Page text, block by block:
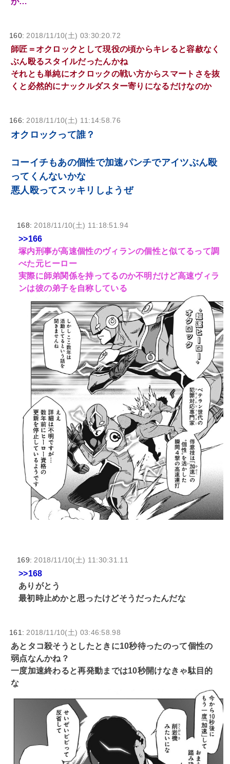
160: 2018/11/10(土) 03:30:20.72
師匠＝オクロックとして現役の頃からキレると容赦なく
ぶん殴るスタイルだったんかね
それとも単純にオクロックの戦い方からスマートさを抜
くと必然的にナックルダスター寄りになるだけなのか
166: 2018/11/10(土) 11:14:58.76
オクロックって誰？
コーイチもあの個性で加速パンチでアイツぶん殴
ってくんないかな
悪人殴ってスッキリしようぜ
168: 2018/11/10(土) 11:18:51.94
>>166
塚内刑事が高速個性のヴィランの個性と似てるって調
べた元ヒーロー
実際に師弟関係を持ってるのか不明だけど高速ヴィラ
ンは彼の弟子を自称している
169: 2018/11/10(土) 11:30:31.11
>>168
ありがとう
最初時止めかと思ったけどそうだったんだな
161: 2018/11/10(土) 03:46:58.98
あとタコ殺そうとしたときに10秒待ったのって個性の
弱点なんかね？
一度加速終わると再発動までは10秒開けなきゃ駄目的
な